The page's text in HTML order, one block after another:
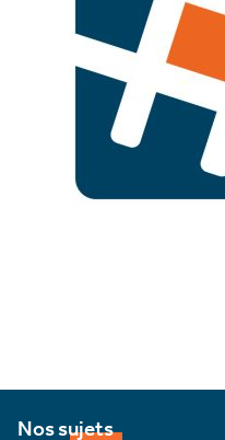
Nos sujets